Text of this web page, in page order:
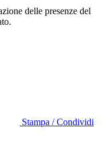
delle presenze del
Stampa / Condividi